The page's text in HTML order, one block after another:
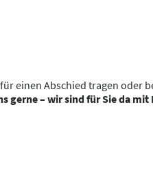
einen Abschied tragen oder
gerne – wir sind für Sie da mit